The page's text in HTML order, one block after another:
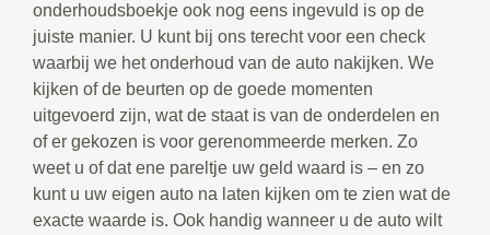
onderhoudsboekje ook nog eens ingevuld is op de
juiste manier. U kunt bij ons terecht voor een check
waarbij we het onderhoud van de auto nakijken. We
kijken of de beurten op de goede momenten
uitgevoerd zijn, wat de staat is van de onderdelen en
of er gekozen is voor gerenommeerde merken. Zo
weet u of dat ene pareltje uw geld waard is – en zo
kunt u uw eigen auto na laten kijken om te zien wat de
exacte waarde is. Ook handig wanneer u de auto wilt